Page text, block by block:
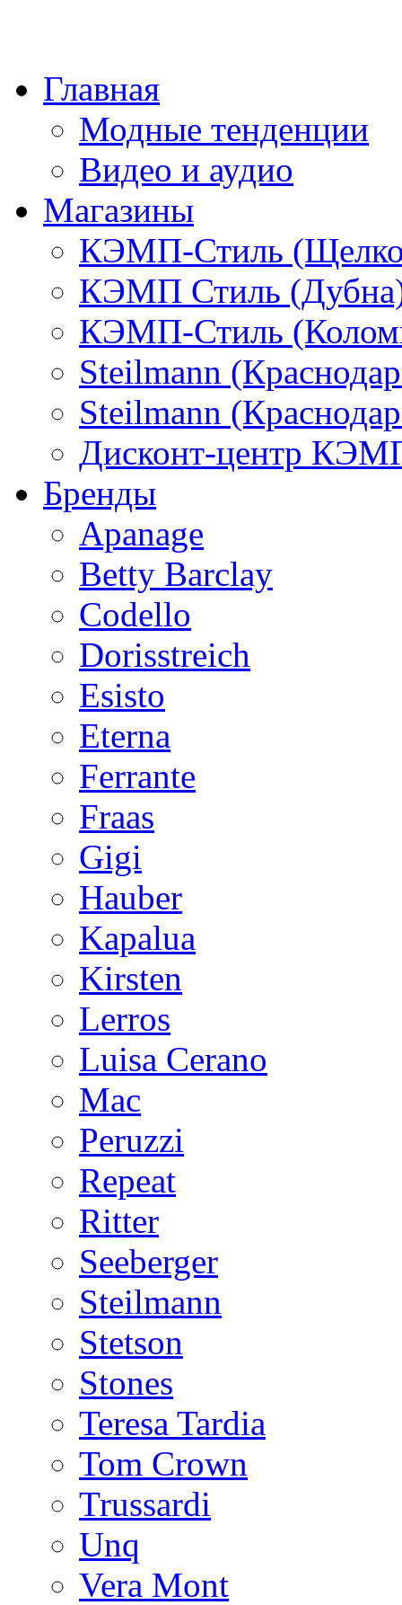
Главная
Модные тенденции
Видео и аудио
Магазины
КЭМП-Стиль
КЭМП Стиль
КЭМП-Стиль
Steilmann
Steilmann
Дисконт-центр
Бренды
Apanage
Betty Barclay
Codello
Dorisstreich
Esisto
Eterna
Ferrante
Fraas
Gigi
Hauber
Kapalua
Kirsten
Lerros
Luisa Cerano
Mac
Peruzzi
Repeat
Ritter
Seeberger
Steilmann
Stetson
Stones
Teresa Tardia
Tom Crown
Trussardi
Unq
Vera Mont